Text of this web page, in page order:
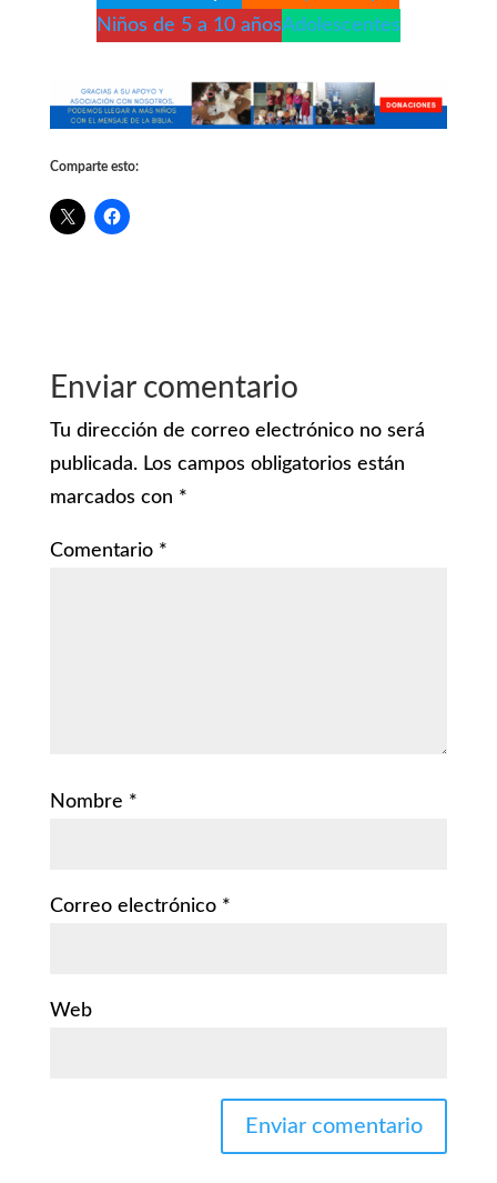
Niños de 5 a 10 añosAdolescentes
Comparte esto:
Enviar comentario
Tu dirección de correo electrónico no será
publicada. Los campos obligatorios están
marcados con *
Comentario *
Nombre *
Correo electrónico *
Web